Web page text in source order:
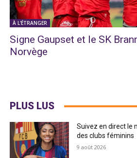
À L'ÉTRANGER
Signe Gaupset et le SK
Norvège
PLUS LUS
Suivez en direct le
des clubs féminins
9 août 2026